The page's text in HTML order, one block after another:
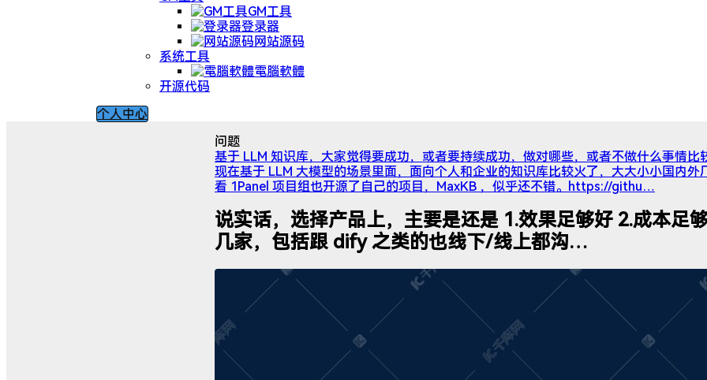
GM工具
登录器
网站源码
系统工具
電腦軟體
开源代码
个人中心
问题
基于 LLM 知识库，大家觉得要成功，或者要持续成功，做对哪些，或者不做什么事情比
现在基于 LLM 大模型的场景里面，面向个人和企业的知识库比较火了，大大小小国内外
看 1Panel 项目组也开源了自己的项目，MaxKB ，似乎还不错。https://githu…
说实话，选择产品上，主要是还是 1.效果足够好 2.成本足
几家，包括跟 dify 之类的也线下/线上都沟…